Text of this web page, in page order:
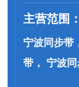
主营范围：
宁波同步带
带， 宁波